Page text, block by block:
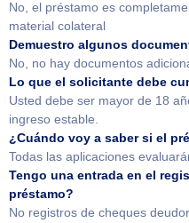
No, el préstamo es
material colateral
Demuestro algunos
No, no hay documentos
Lo que el solicitante debe
Usted debe ser mayor de 18
ingreso estable.
¿Cuándo voy a saber si el
Todas las aplicaciones
Tengo una entrada en el
préstamo?
No registros de cheques